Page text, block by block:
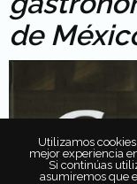
de
Utilizamos
mejor experiencia
Si continúas
asumiremos que